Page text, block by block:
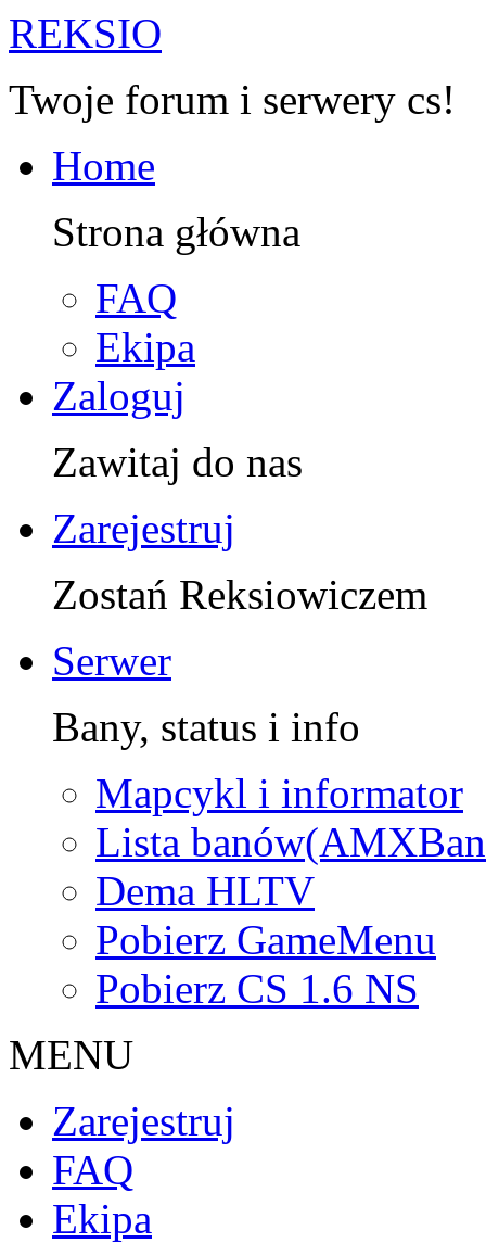
REKSIO
Twoje forum i serwery cs!
Home
Strona główna
FAQ
Ekipa
Zaloguj
Zawitaj do nas
Zarejestruj
Zostań Reksiowiczem
Serwer
Bany, status i info
Mapcykl i informator
Lista
Dema HLTV
Pobierz GameMenu
Pobierz CS 1.6 NS
MENU
Zarejestruj
FAQ
Ekipa